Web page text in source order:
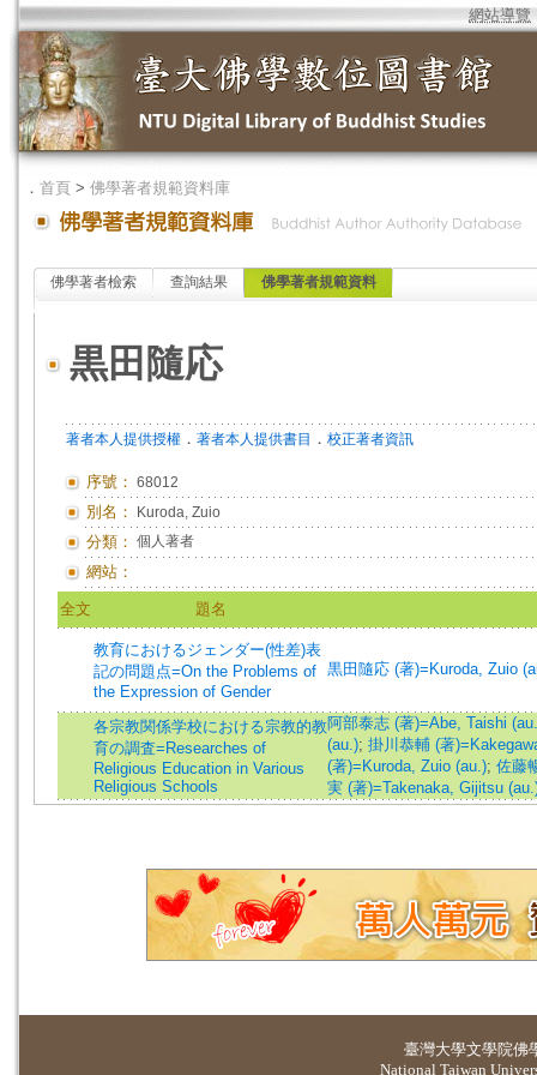
網站導覽
． 首頁 > 佛學著者規範資料庫
佛學著者檢索 查詢結果 佛學著者規範資料
黒田隨応
著者本人提供授權 ． 著者本人提供書目 ． 校正著者資訊
序號： 68012
別名： Kuroda, Zuio
分類： 個人著者
網站：
全文 題名
教育におけるジェンダー(性差)表
記の問題点=On the Problems of
the Expression of Gender
黒田隨応 (著)=Kuroda, Zuio
各宗教関係学校における宗教的教
育の調査=Researches of
Religious Education in Various
Religious Schools
阿部泰志 (著)=Abe, Taishi
(au.); 掛川恭輔 (著
(著)=Kuroda, Zuio (au.); 佐藤
実 (著)=Takenaka, Gijitsu
臺灣大學文學院佛
National Taiwan